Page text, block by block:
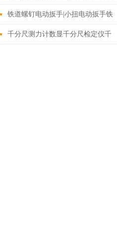
紧固检测数显电子扭力扳手价格
铁道螺钉电动扳手|小扭电动扳手铁
道螺钉
千分尺测力计数显千分尺检定仪千